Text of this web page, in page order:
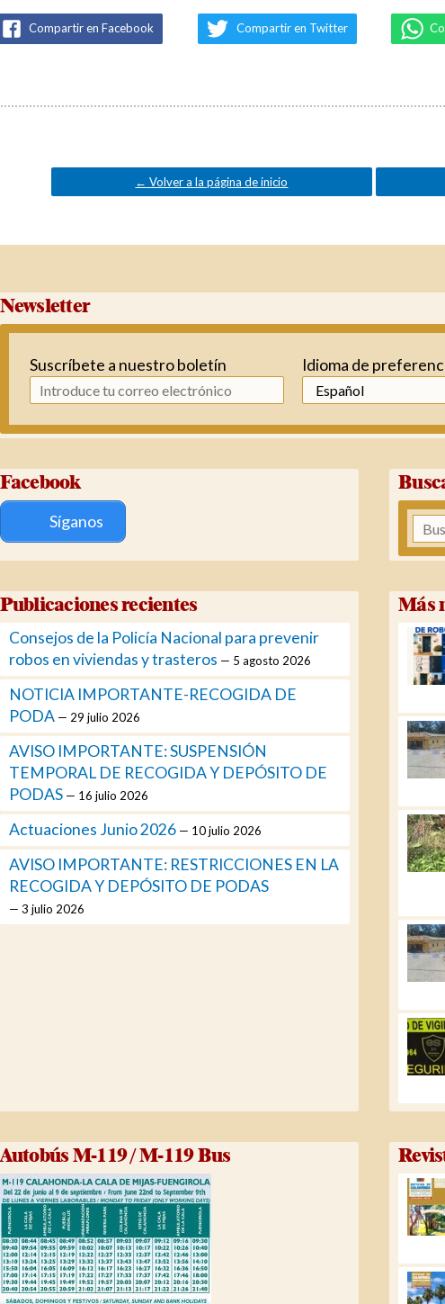
Compartir en Facebook Compartir en Twitter
← Volver a la página de inicio
Newsletter
Suscríbete a nuestro boletín Idioma de
Facebook
Síganos
Publicaciones recientes
Consejos de la Policía Nacional para prevenir
robos en viviendas y trasteros
5 agosto 2026
NOTICIA IMPORTANTE-RECOGIDA DE
PODA
29 julio 2026
AVISO IMPORTANTE: SUSPENSIÓN
TEMPORAL DE RECOGIDA Y DEPÓSITO DE
PODAS
16 julio 2026
Actuaciones Junio 2026 10 julio 2026
AVISO IMPORTANTE: RESTRICCIONES EN LA
RECOGIDA Y DEPÓSITO DE PODAS
3 julio 2026
Más
Autobús M-119 / M-119 Bus